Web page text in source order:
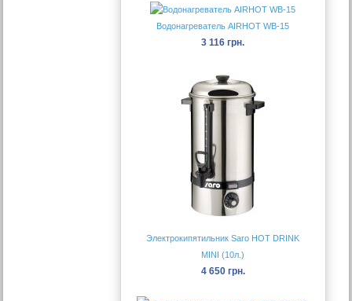
Водонагреватель AIRHOT WB-15
3 116 грн.
Электрокипятильник Saro HOT DRINK
MINI (10л.)
4 650 грн.